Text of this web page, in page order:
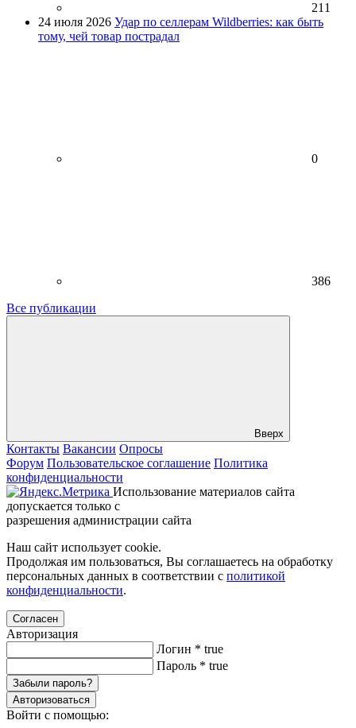
211
24 июля 2026 Удар по селлерам Wildberries: как быть
тому, чей товар пострадал
0
386
Все публикации
Вверх
Контакты Вакансии Опросы
Форум Пользовательское соглашение Политика
конфиденциальности
Использование материалов сайта
допускается только с
разрешения администрации сайта
Наш сайт использует cookie.
Продолжая им пользоваться, Вы соглашаетесь на обработку
персональных данных в соответствии с политикой
конфиденциальности.
Согласен
Авторизация
Логин * true
Пароль * true
Забыли пароль?
Авторизоваться
Войти с помощью: